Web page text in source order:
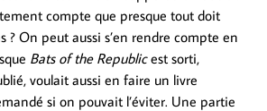
compte que presque tout doit
? On peut aussi s’en rendre compte en
Bats of the Republicest sorti,
voulait aussi en faire un livre
si on pouvait l’éviter. Une partie